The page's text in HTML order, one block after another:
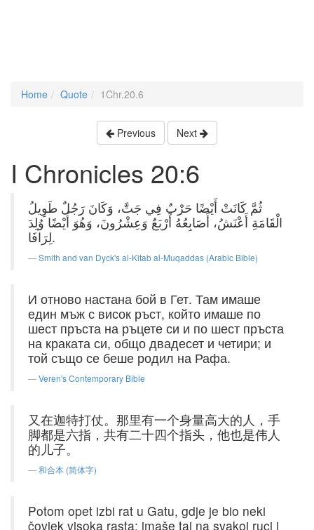
Home Quote 1Chr.20.6
Previous Next
I Chronicles 20:6
ثُمَّ كَانَتْ أَيْضًا حَرْبٌ فِي جَتَّ، وَكَانَ رَجُلٌ طَوِيلُ
الْقَامَةِ أَعْنَشُ، أَصَابِعُهُ أَرْبَعٌ وَعِشْرُونَ، وَهُوَ أَيْضًا وُلِدَ
لِرَافَا.
Smith and van Dyck's al-Kitab al-Muqaddas (Arabic Bible)
И отново настана бой в Гет. Там имаше
един мъж с висок ръст, който имаше по
шест пръста на ръцете си и по шест пръста
на краката си, общо двадесет и четири; и
той също се беше родил на Рафа.
Veren's Contemporary Bible
又在迦特打仗。那里有一个身量高大的人，手
脚都是六指，共有二十四个指头，他也是伟人
的儿子。
和合本 (简体字)
Potom opet izbi rat u Gatu, gdje je bio neki
čovjek visoka rasta: imaše taj na svakoj ruci i